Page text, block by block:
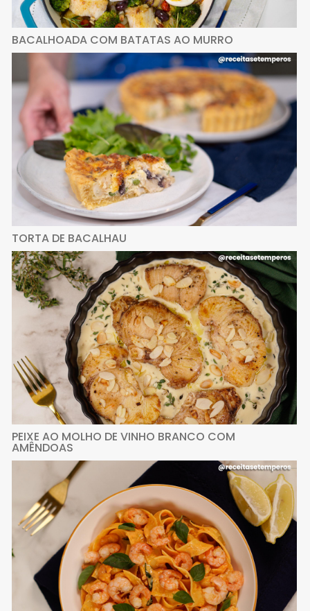
BACALHOADA COM BATATAS AO MURRO
TORTA DE BACALHAU
PEIXE AO MOLHO DE VINHO BRANCO COM
AMÊNDOAS